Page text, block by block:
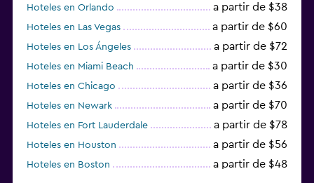
Hoteles en Orlando a partir de $38
Hoteles en Las Vegas a partir de $60
Hoteles en Los Ángeles a partir de $72
Hoteles en Miami Beach a partir de $30
Hoteles en Chicago a partir de $36
Hoteles en Newark a partir de $70
Hoteles en Fort Lauderdale a partir de $78
Hoteles en Houston a partir de $56
Hoteles en Boston a partir de $48